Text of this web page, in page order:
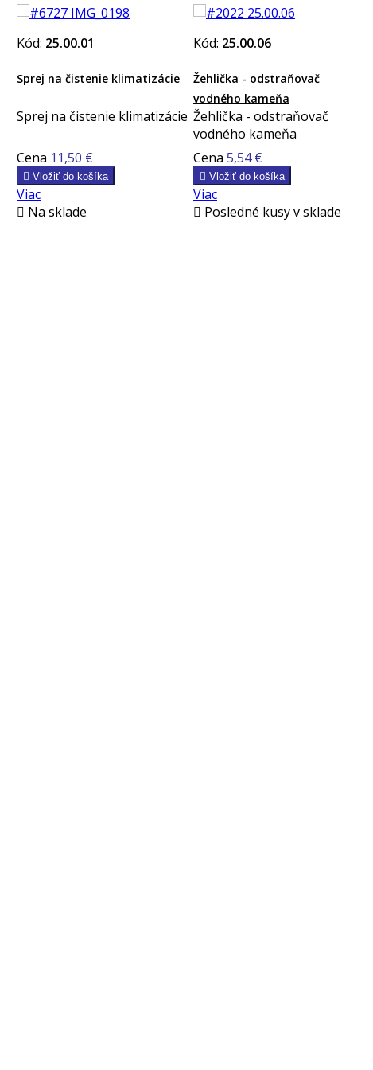
Kód: 25.00.01
Sprej na čistenie klimatizácie
Sprej na čistenie klimatizácie
Cena 11,50 €
 Vložiť do košíka
Viac
 Na sklade
Kód: 25.00.06
Žehlička - odstraňovač
vodného kameňa
Žehlička - odstraňovač
vodného kameňa
Cena 5,54 €
 Vložiť do košíka
Viac
 Posledné kusy v sklade